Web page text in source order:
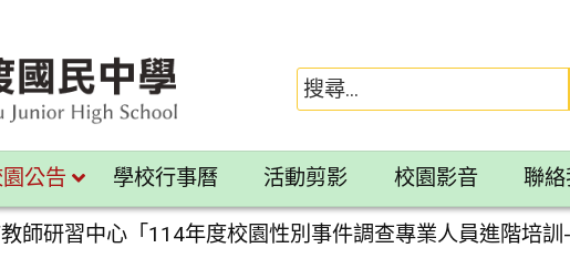
公告 學校行事曆 活動剪影 校園影音 聯絡
師研習中心「114年度校園性別事件調查專業人員進階培